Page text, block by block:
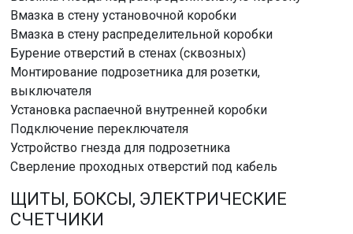
Вмазка в стену установочной коробки
Вмазка в стену распределительной коробки
Бурение отверстий в стенах (сквозных)
Монтирование подрозетника для розетки,
выключателя
Установка распаечной внутренней коробки
Подключение переключателя
Устройство гнезда для подрозетника
Сверление проходных отверстий под кабель
ЩИТЫ, БОКСЫ, ЭЛЕКТРИЧЕСКИЕ
СЧЕТЧИКИ